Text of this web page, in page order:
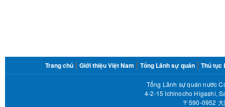
MENU
Trang chủ Giới thiệu Việt Nam Tổng Lãnh sự quán Thủ tục
Tổng Lãnh sự quán nước
4-2-15 Ichinocho Higashi,
〒590-0952